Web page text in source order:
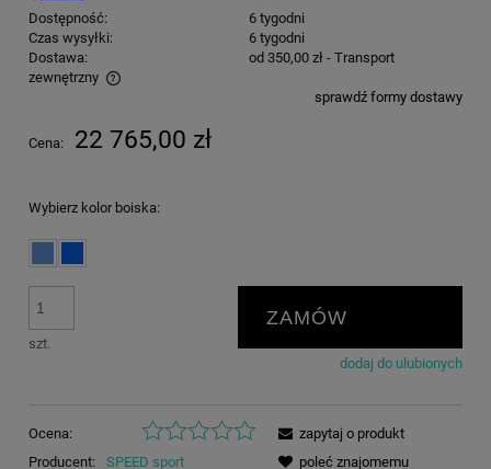
Dostępność:
6 tygodni
Czas wysyłki:
6 tygodni
Dostawa:
od 350,00 zł - Transport
zewnętrzny
Cena nie zawiera ewentualnych kosztów płatnościsprawdź formy dostawy
Cena: 22 765,00 zł
Wybierz kolor boiska:
szt.
ZAMÓW
dodaj do ulubionych
Ocena:
Producent:
SPEED sport
zapytaj o produkt
poleć znajomemu